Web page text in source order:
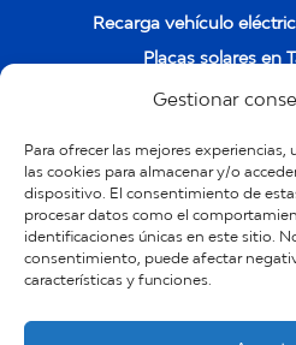
Gestionar
Para ofrecer las mejores
las cookies para almacenar y/o
dispositivo. El consentimiento de
procesar datos como el
identificaciones únicas en este sitio.
consentimiento, puede afectar
características y funciones.
Recarga vehículo
Placas solares en
Instalación de placas
POLÍTICA DE PRIVACIDAD
DATOS
Quienes
Trabaja con